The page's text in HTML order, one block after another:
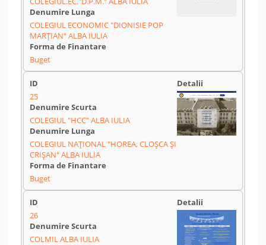
COLEGIUL ECONOMIC "DIONISIE POP
MARȚIAN" ALBA IULIA
Buget
25
COLEGIUL "HCC" ALBA IULIA
COLEGIUL NAȚIONAL "HOREA, CLOȘCA ȘI
CRIȘAN" ALBA IULIA
Buget
26
COLMIL ALBA IULIA